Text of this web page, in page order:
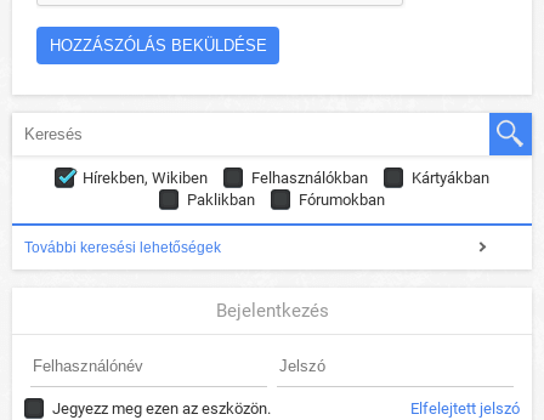
Hírekben, Wikiben Felhasználókban
Kártyákban
Paklikban
Fórumokban
További keresési lehetőségek
Bejelentkezés
Jegyezz meg ezen az eszközön. Elfelejtett jelszó